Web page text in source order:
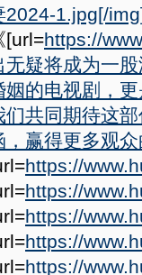
2024-1.jpg[/
[url=https://
无疑将成为一
姻的电视剧，
们共同期待这
，赢得更多观
https://
https://
https://
https://
https://